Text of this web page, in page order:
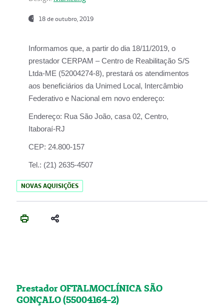
18 de outubro, 2019
Informamos que, a partir do dia 18/11/2019, o
prestador CERPAM – Centro de Reabilitação S/S
Ltda-ME (52004274-8), prestará os atendimentos
aos beneficiários da Unimed Local, Intercâmbio
Federativo e Nacional em novo endereço:
Endereço: Rua São João, casa 02, Centro,
Itaboraí-RJ
CEP: 24.800-157
Tel.: (21) 2635-4507
NOVAS AQUISIÇÕES
Prestador OFTALMOCLÍNICA SÃO
GONÇALO (55004164-2)